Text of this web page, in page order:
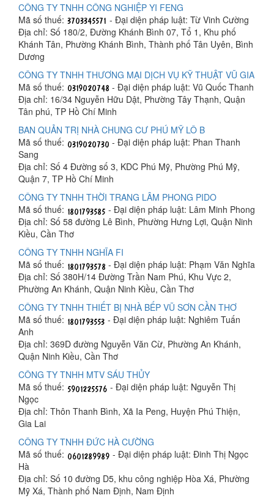
CÔNG TY TNHH CÔNG NGHIỆP YI FENG
Mã số thuế:
- Đại diện pháp luật: Từ Vinh Cường
Địa chỉ: Số 180/2, Đường Khánh Bình 07, Tổ 1, Khu phố
Khánh Tân, Phường Khánh Bình, Thành phố Tân Uyên, Bình
Dương
CÔNG TY TNHH THƯƠNG MẠI DỊCH VỤ KỸ THUẬT VŨ GIA
Mã số thuế:
- Đại diện pháp luật: Vũ Quốc Thanh
Địa chỉ: 16/34 Nguyễn Hữu Dật, Phường Tây Thạnh, Quận
Tân phú, TP Hồ Chí Minh
BAN QUẢN TRỊ NHÀ CHUNG CƯ PHÚ MỸ LÔ B
Mã số thuế:
- Đại diện pháp luật: Phan Thanh
Sang
Địa chỉ: Số 4 Đường số 3, KDC Phú Mỹ, Phường Phú Mỹ,
Quận 7, TP Hồ Chí Minh
CÔNG TY TNHH THỜI TRANG LÂM PHONG PIDO
Mã số thuế:
- Đại diện pháp luật: Lâm Minh Phong
Địa chỉ: Số 58 đường Lê Bình, Phường Hưng Lợi, Quận Ninh
Kiều, Cần Thơ
CÔNG TY TNHH NGHĨA FI
Mã số thuế:
- Đại diện pháp luật: Phạm Văn Nghĩa
Địa chỉ: Số 380H/14 Đường Trần Nam Phú, Khu Vực 2,
Phường An Khánh, Quận Ninh Kiều, Cần Thơ
CÔNG TY TNHH THIẾT BỊ NHÀ BẾP VŨ SƠN CẦN THƠ
Mã số thuế:
- Đại diện pháp luật: Nghiêm Tuấn
Anh
Địa chỉ: 369D đường Nguyễn Văn Cừ, Phường An Khánh,
Quận Ninh Kiều, Cần Thơ
CÔNG TY TNHH MTV SÁU THỦY
Mã số thuế:
- Đại diện pháp luật: Nguyễn Thị
Ngọc
Địa chỉ: Thôn Thanh Bình, Xã Ia Peng, Huyện Phú Thiện,
Gia Lai
CÔNG TY TNHH ĐỨC HÀ CƯỜNG
Mã số thuế:
- Đại diện pháp luật: Đinh Thị Ngọc
Hà
Địa chỉ: Số 10 đường D5, khu công nghiệp Hòa Xá, Phường
Mỹ Xá, Thành phố Nam Định, Nam Định